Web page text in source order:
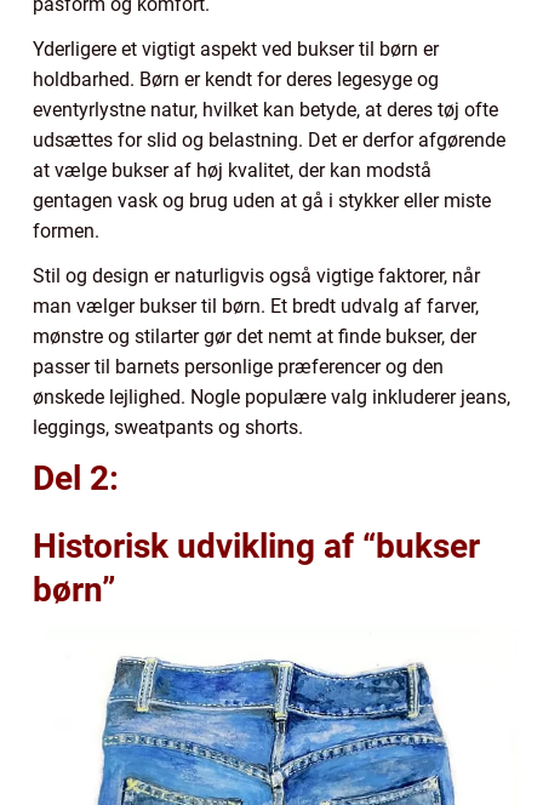
Yderligere et vigtigt aspekt ved bukser til børn er
holdbarhed. Børn er kendt for deres legesyge og
eventyrlystne natur, hvilket kan betyde, at deres tøj ofte
udsættes for slid og belastning. Det er derfor afgørende
at vælge bukser af høj kvalitet, der kan modstå
gentagen vask og brug uden at gå i stykker eller miste
formen.
Stil og design er naturligvis også vigtige faktorer, når
man vælger bukser til børn. Et bredt udvalg af farver,
mønstre og stilarter gør det nemt at finde bukser, der
passer til barnets personlige præferencer og den
ønskede lejlighed. Nogle populære valg inkluderer jeans,
leggings, sweatpants og shorts.
Del 2:
Historisk udvikling af “bukser
børn”